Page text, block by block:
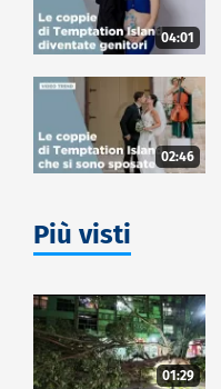
04:01
02:46
Più visti
01:29